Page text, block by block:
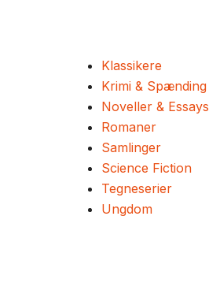
Klassikere
Krimi & Spænding
Noveller & Essays
Romaner
Samlinger
Science Fiction
Tegneserier
Ungdom